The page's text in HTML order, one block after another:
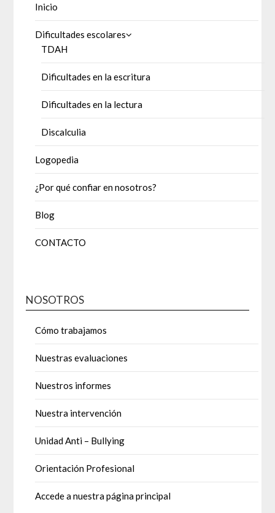
Inicio
Dificultades escolares
TDAH
Dificultades en la escritura
Dificultades en la lectura
Discalculia
Logopedia
¿Por qué confiar en nosotros?
Blog
CONTACTO
NOSOTROS
Cómo trabajamos
Nuestras evaluaciones
Nuestros informes
Nuestra intervención
Unidad Anti – Bullying
Orientación Profesional
Accede a nuestra página principal